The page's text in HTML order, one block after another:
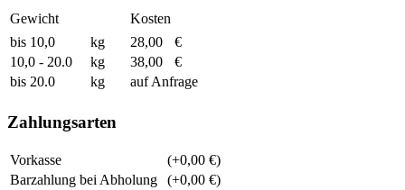
Gewicht
Kosten
bis 10,0
kg 28,00
€
10,0 - 20.0
kg 38,00
€
bis 20.0
kg auf Anfrage
Zahlungsarten
Vorkasse
(+0,00 €)
Barzahlung bei Abholung
(+0,00 €)